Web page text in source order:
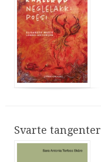
Svarte tangenter